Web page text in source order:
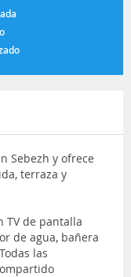
Sebezh y ofrece
terraza y
TV de pantalla
de agua, bañera
las